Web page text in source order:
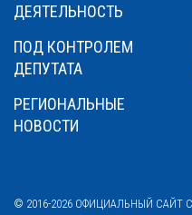
ДЕЯТЕЛЬНОСТЬ
ПОД КОНТРОЛЕМ
ДЕПУТАТА
РЕГИОНАЛЬНЫЕ
НОВОСТИ
© 2016-2026 ОФИЦИАЛЬНЫЙ САЙТ